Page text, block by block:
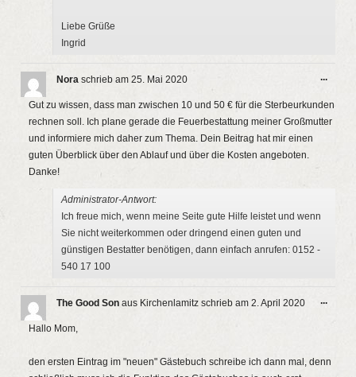
Liebe Grüße
Ingrid
Noraschrieb am 25. Mai 2020
Gut zu wissen, dass man zwischen 10 und 50 € für die Sterbeurkunden
rechnen soll. Ich plane gerade die Feuerbestattung meiner Großmutter
und informiere mich daher zum Thema. Dein Beitrag hat mir einen
guten Überblick über den Ablauf und über die Kosten angeboten.
Danke!
Administrator-Antwort:
Ich freue mich, wenn meine Seite gute Hilfe leistet und wenn
Sie nicht weiterkommen oder dringend einen guten und
günstigen Bestatter benötigen, dann einfach anrufen: 0152 -
540 17 100
...Diese
The Good Sonaus Kirchenlamitz schrieb am 2. April 2020
Hallo Mom,
den ersten Eintrag im "neuen" Gästebuch schreibe ich dann mal, denn
...Diese